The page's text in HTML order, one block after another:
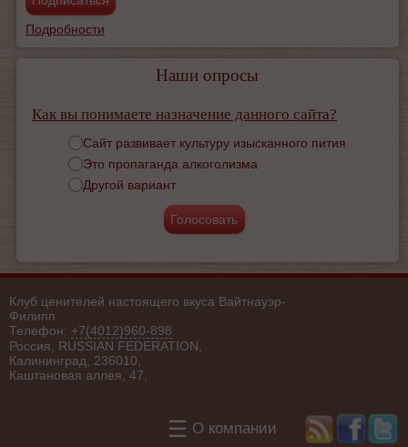
Подробности
Наши опросы
Как вы понимаете назначение данного сайта?
Варианты
Сайт развивает культуру изысканного пития
Это пропаганда алкоголизма
Другой вариант
Клуб ценителей настоящего вкуса Вайтнауэр-
Филипп
Телефон: +7(4012)960-898
Россия, RUSSIAN FEDERATION,
Калининград, 236010,
Каштановая аллея, 47,
☰ О компании